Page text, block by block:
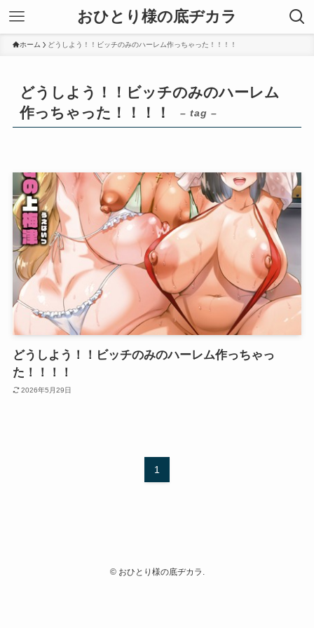
おひとり様の底ヂカラ
ホーム どうしよう！！ビッチのみのハーレム作っちゃった！！！！
どうしよう！！ビッチのみのハーレム
作っちゃった！！！！
– tag –
どうしよう！！ビッチのみのハーレム作っちゃっ
た！！！！
2026年5月29日
1
©おひとり様の底ヂカラ.